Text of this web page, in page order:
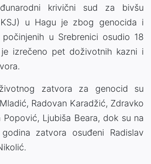
krivični sud za bivšu
u Hagu je zbog genocida i
u Srebrenici osudio 18
izrečeno pet doživotnih kazni i
zatvora za genocid su
Radovan Karadžić, Zdravko
Popović, Ljubiša Beara, dok su na
zatvora osuđeni Radislav